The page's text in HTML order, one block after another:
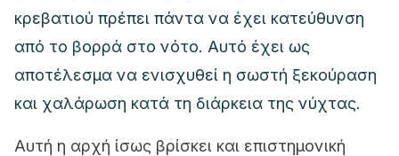
κρεβατιού πρέπει πάντα να έχει κατεύθυνση
από το βορρά στο νότο. Αυτό έχει ως
αποτέλεσμα να ενισχυθεί η σωστή ξεκούραση
και χαλάρωση κατά τη διάρκεια της νύχτας.
Αυτή η αρχή ίσως βρίσκει και επιστημονική